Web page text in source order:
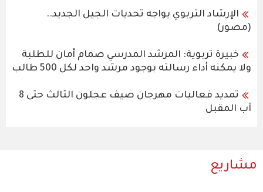
الإرشاد التربوي يواجه تحديات الجيل الجديد..
(مصور)
خبيرة تربوية: المرشد المدرسي صمام أمان للطلبة
ولا يمكنه أداء رسالته بوجود مرشد واحد لكل 500 طالب
تمديد فعاليات مهرجان صيف عجلون الثالث حتى 8
آب المقبل
مشاريع